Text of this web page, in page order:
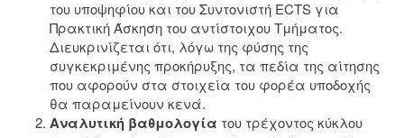
του υποψηφίου και του Συντονιστή ECTS για
Πρακτική Άσκηση του αντίστοιχου Τμήματος.
Διευκρινίζεται ότι, λόγω της φύσης της
συγκεκριμένης προκήρυξης, τα πεδία της αίτησης
που αφορούν στα στοιχεία του φορέα υποδοχής
θα παραμείνουν κενά.
Αναλυτική βαθμολογία του τρέχοντος κύκλου